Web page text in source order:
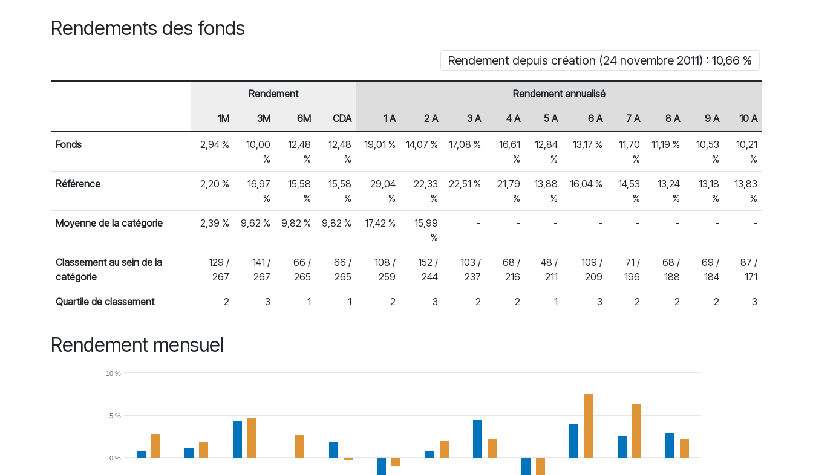
Rendements des fonds
Rendement depuis création (24 novembre 2011) : 10,66 %
Rendements des fonds
En-tête de ligne
Rendement Rendement annualisé
1M 3M 6M CDA 1 A 2 A 3 A 4 A 5 A 6 A 7 A 8 A 9 A 10 A
Fonds 2,94 %
10,00
%
12,48
%
12,48
%
19,01 % 14,07 % 17,08 %
16,61
%
12,84
%
13,17 %
11,70
%
11,19 %
10,53
%
10,21
%
Référence 2,20 %
16,97
%
15,58
%
15,58
%
29,04
%
22,33
%
22,51 %
21,79
%
13,88
%
16,04 %
14,53
%
13,24
%
13,18
%
13,83
%
Moyenne de la catégorie 2,39 % 9,62 % 9,82 % 9,82 % 17,42 %
15,99
%
- - - - - - - -
Classement au sein de la
catégorie
129 /
267
141 /
267
66 /
265
66 /
265
108 /
259
152 /
244
103 /
237
68 /
216
48 /
211
109 /
209
71 /
196
68 /
188
69 /
184
87 /
171
Quartile de classement 2 3 1 1 2 3 2 2 1 3 2 2 2 3
Rendement mensuel
0 %
5 %
10 %